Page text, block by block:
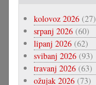
kolovoz 2026 (27)
srpanj 2026 (60)
lipanj 2026 (62)
svibanj 2026 (93)
travanj 2026 (63)
ožujak 2026 (73)